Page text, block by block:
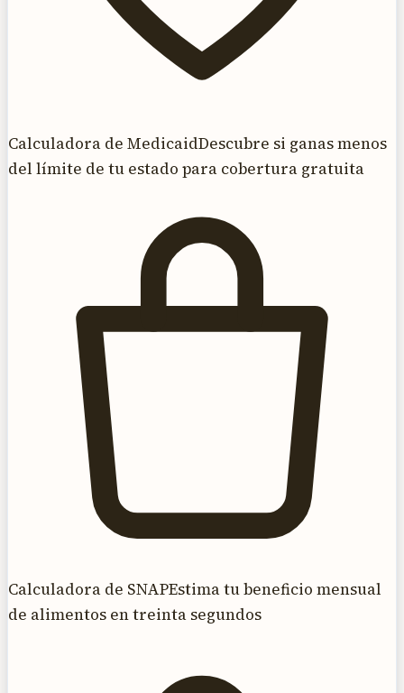
Calculadora de MedicaidDescubre si ganas menos
del límite de tu estado para cobertura gratuita
Calculadora de SNAPEstima tu beneficio mensual
de alimentos en treinta segundos